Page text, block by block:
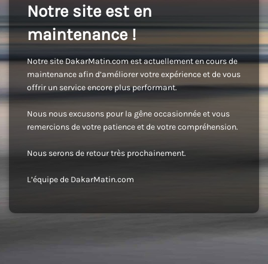
Notre site est en
maintenance !
Notre site DakarMatin.com est actuellement en cours de
maintenance afin d’améliorer votre expérience et de vous
offrir un service encore plus performant.
Nous nous excusons pour la gêne occasionnée et vous
remercions de votre patience et de votre compréhension.
Nous serons de retour très prochainement.
L’équipe de DakarMatin.com